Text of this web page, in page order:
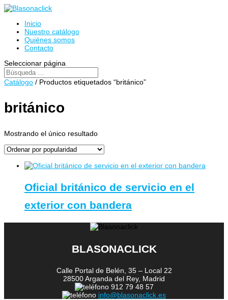
Inicio
Nuestro catálogo
Quiénes somos
Contacto
Seleccionar página
Catálogo / Productos etiquetados “británico”
británico
Mostrando el único resultado
Oficial británico de servicio en el
exterior con bandera
BLASONACLICK
Calle Portal de Belén, 35 – Local 22
28500 Arganda del Rey, Madrid
912 79 48 57
info@blasonaclick.es